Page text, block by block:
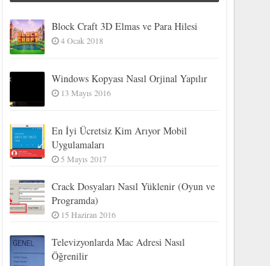
Block Craft 3D Elmas ve Para Hilesi
4 Ocak 2018
Windows Kopyası Nasıl Orjinal Yapılır
13 Mayıs 2016
En İyi Ücretsiz Kim Arıyor Mobil
Uygulamaları
5 Mayıs 2017
Crack Dosyaları Nasıl Yüklenir (Oyun ve
Programda)
15 Haziran 2016
Televizyonlarda Mac Adresi Nasıl
Öğrenilir